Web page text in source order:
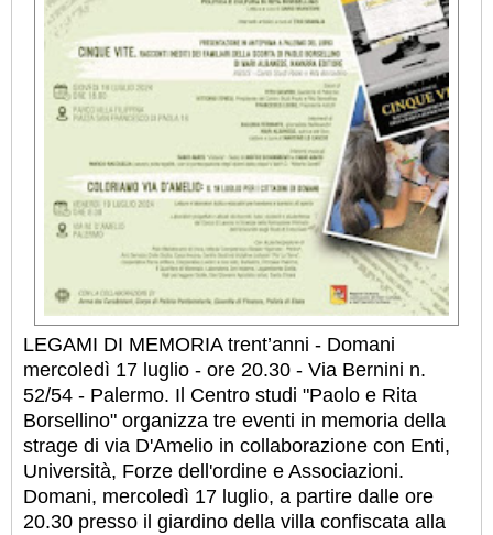
LEGAMI DI MEMORIA trent’anni - Domani
mercoledì 17 luglio - ore 20.30 - Via Bernini n.
52/54 - Palermo. Il Centro studi "Paolo e Rita
Borsellino" organizza tre eventi in memoria della
strage di via D'Amelio in collaborazione con Enti,
Università, Forze dell'ordine e Associazioni.
Domani, mercoledì 17 luglio, a partire dalle ore
20.30 presso il giardino della villa confiscata alla